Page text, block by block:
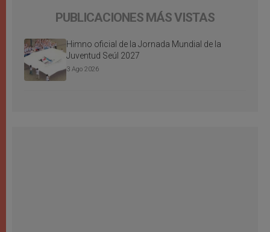
PUBLICACIONES MÁS VISTAS
Himno oficial de la Jornada Mundial de la
Juventud Seúl 2027
3 Ago 2026